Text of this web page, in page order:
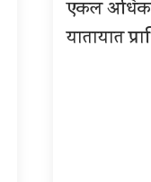
एकल
यातायात